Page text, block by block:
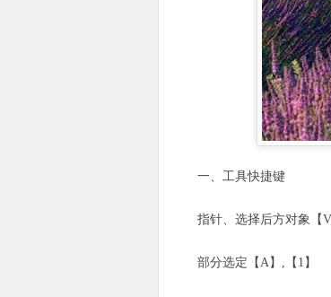
一、工具快捷键
指针、选择后方对象【V
部分选定【A】,【1】